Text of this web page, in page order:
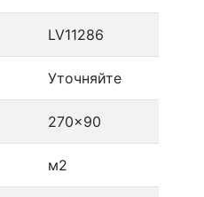
LV11286
Уточняйте
270x90
м2